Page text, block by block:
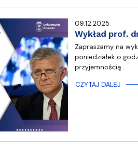
09.12.2025
Wykład prof.
Zapraszamy na
poniedziałek o
przyjemnością…
CZYTAJ DALEJ